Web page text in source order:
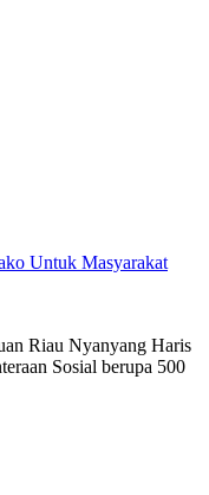
Untuk Masyarakat
Riau Nyanyang Haris
Sosial berupa 500